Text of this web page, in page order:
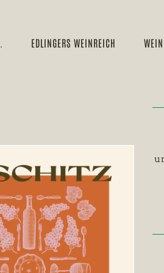
EDLINGERS WEINREICH